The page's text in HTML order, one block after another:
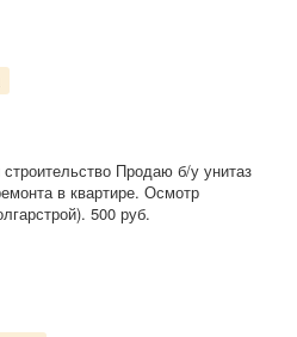
Продаю б/у унитаз
в квартире. Осмотр
500 руб.